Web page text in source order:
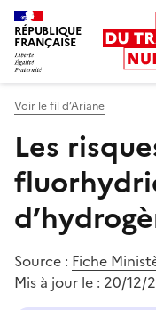
RÉPUBLIQUE
FRANÇAISE
Voir le fil d’Ariane
Les
Source : Fiche
Mis à jour le : 20/12/